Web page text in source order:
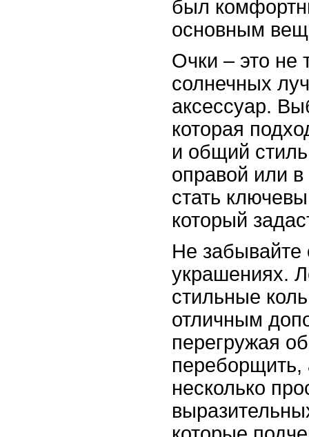
был
основным
Очки – это не
солнечных
аксессуар.
которая
и общий
оправой или в
стать
который
Не
украшениях.
стильные
отличным
перегружая
переборщить,
несколько